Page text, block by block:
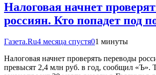
Налоговая начнет
россиян. Кто попадет под
Газета.Ru4 месяца спустя01 минуты
Налоговая начнет проверять переводы
превысят 2,4 млн руб. в год, сообщил «Ъ».